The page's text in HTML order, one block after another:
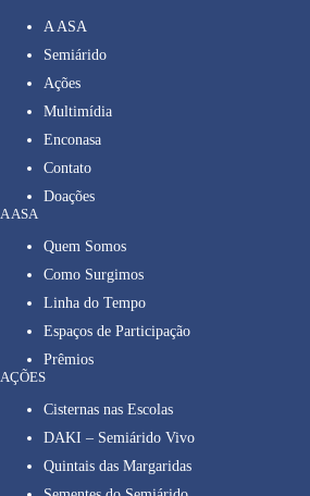
A ASA
Semiárido
Ações
Multimídia
Enconasa
Contato
Doações
A ASA
Quem Somos
Como Surgimos
Linha do Tempo
Espaços de Participação
Prêmios
AÇÕES
Cisternas nas Escolas
DAKI – Semiárido Vivo
Quintais das Margaridas